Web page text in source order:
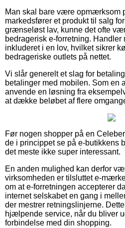
Man skal bare være opmærksom
markedsfører et produkt til salg
grænseløst lav, kunne det ofte
bedragerisk e-forretning. Handler
inkluderet i en lov, hvilket sikrer
bedrageriske outlets på nettet.
Vi slår generelt et slag for
betalinger med mobilen. Som en
anvende en løsning fra
at dække beløbet af flere
Før nogen shopper på en
de i princippet se på e-butikkens
det meste ikke super interessant.
En anden mulighed kan derfor
virksomheden er tilsluttet e-
om at e-forretningen accepterer
internet selskabet en gang i
der mestrer retningslinjerne.
hjælpende service, når du bliver
forbindelse med din shopping.